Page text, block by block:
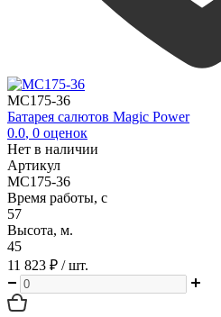
MC175-36
Батарея салютов Magic Power
0.0, 0 оценок
Нет в наличии
Артикул
MC175-36
Время работы, с
57
Высота, м.
45
11 823 ₽ / шт.